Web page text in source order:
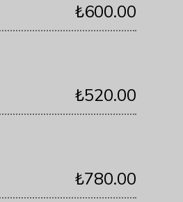
₺600.00
₺520.00
₺780.00